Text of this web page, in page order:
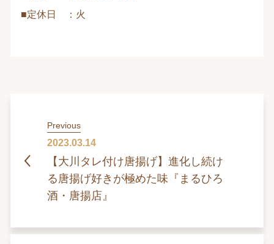
■定休日 ：火
Previous
2023.03.14
【大川タレ付け唐揚げ】進化し続け
る唐揚げ好きが極めた味『まるひろ
酒・唐揚店』